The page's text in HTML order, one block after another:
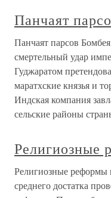
Панчаят
Панчаят парсов
смертельный удар
Гуджаратом
маратхские князья и
Индская компания
сельские районы
Религиозные
Религиозные реформы
среднего достатка